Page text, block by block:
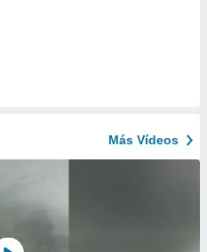
Más Vídeos